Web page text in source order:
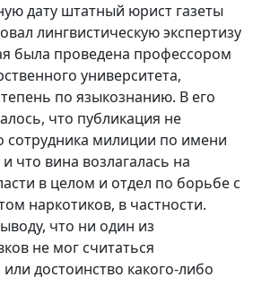
дату штатный юрист газеты
лингвистическую экспертизу
была проведена профессором
университета,
по языкознанию. В его
что публикация не
сотрудника милиции по имени
что вина возлагалась на
в целом и отдел по борьбе с
наркотиков, в частности.
что ни один из
не мог считаться
достоинство какого-либо